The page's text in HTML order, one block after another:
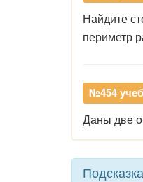
Найдите
периметр
№454
Даны две
Подсказка